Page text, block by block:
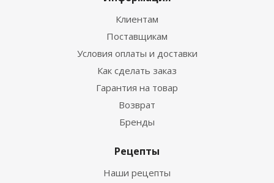
Клиентам
Поставщикам
Условия оплаты и доставки
Как сделать заказ
Гарантия на товар
Возврат
Бренды
Рецепты
Наши рецепты